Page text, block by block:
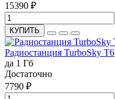
15390 ₽
КУПИТЬ
Радиостанция TurboSky T6
да 1 Гб
Достаточно
7790 ₽